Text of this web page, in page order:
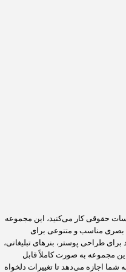
حقوقی کار می‌کنید، این مجموعه
کرد تا محتوای بصری مناسب و متنوعی برای
طراحی پوستر، بنرهای تبلیغاتی،
مجموعه به صورت کاملاً قابل
شما اجازه می‌دهد تا تغییرات دلخواه